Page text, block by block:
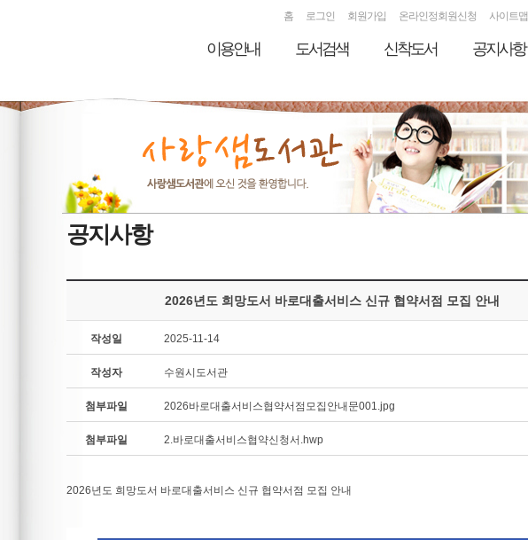
홈 로그인 회원가입 온라인정회원신청 사이트맵
이용안내 도서검색 신착도서 공지사항
공지사항
2026년도 희망도서 바로대출서비스 신규 협약서점 모집 안내
작성일 2025-11-14
작성자 수원시도서관
첨부파일 2026바로대출서비스협약서점모집안내문001.jpg
첨부파일 2.바로대출서비스협약신청서.hwp
2026년도 희망도서 바로대출서비스 신규 협약서점 모집 안내